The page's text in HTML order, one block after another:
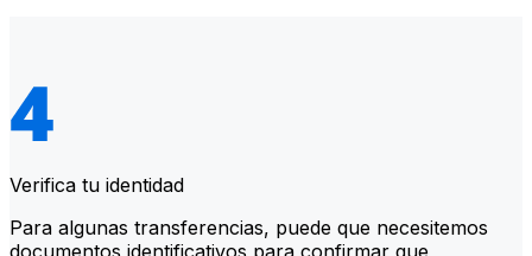
Verifica tu identidad
Para algunas transferencias, puede que necesitemos